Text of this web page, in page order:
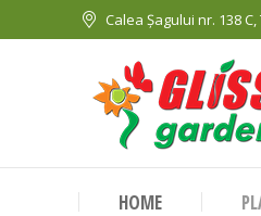
Calea Șagului nr. 138
HOME